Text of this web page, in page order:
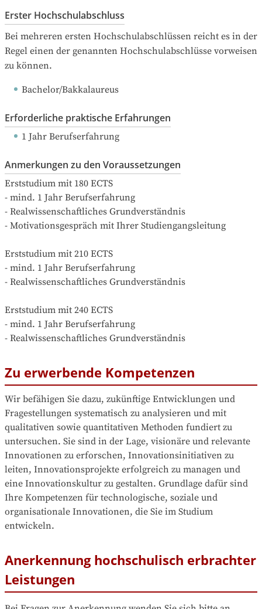
Erster Hochschulabschluss
Bei mehreren ersten Hochschulabschlüssen reicht es in der
Regel einen der genannten Hochschulabschlüsse vorweisen
zu können.
Bachelor/Bakkalaureus
Erforderliche praktische Erfahrungen
1 Jahr Berufserfahrung
Anmerkungen zu den Voraussetzungen
Erststudium mit 180 ECTS
- mind. 1 Jahr Berufserfahrung
- Realwissenschaftliches Grundverständnis
- Motivationsgespräch mit Ihrer Studiengangsleitung
Erststudium mit 210 ECTS
- mind. 1 Jahr Berufserfahrung
- Realwissenschaftliches Grundverständnis
Erststudium mit 240 ECTS
- mind. 1 Jahr Berufserfahrung
- Realwissenschaftliches Grundverständnis
Zu erwerbende Kompetenzen
Wir befähigen Sie dazu, zukünftige Entwicklungen und
Fragestellungen systematisch zu analysieren und mit
qualitativen sowie quantitativen Methoden fundiert zu
untersuchen. Sie sind in der Lage, visionäre und relevante
Innovationen zu erforschen, Innovationsinitiativen zu
leiten, Innovationsprojekte erfolgreich zu managen und
eine Innovationskultur zu gestalten. Grundlage dafür sind
Ihre Kompetenzen für technologische, soziale und
organisationale Innovationen, die Sie im Studium
entwickeln.
Anerkennung hochschulisch erbrachter
Leistungen